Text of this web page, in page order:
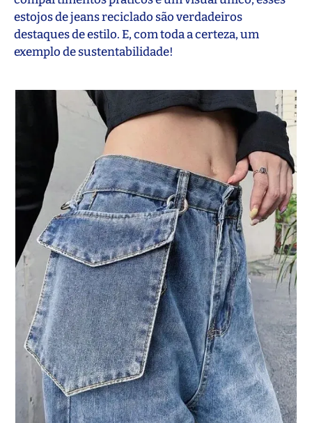
estojos de jeans reciclado são verdadeiros
destaques de estilo. E, com toda a certeza, um
exemplo de sustentabilidade!